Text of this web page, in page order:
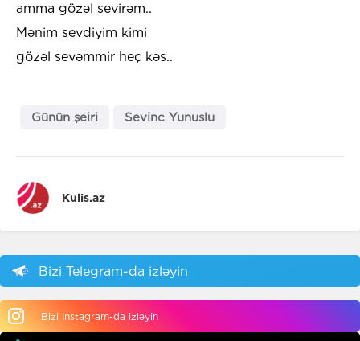
amma gözəl sevirəm..
Mənim sevdiyim kimi
gözəl sevəmmir heç kəs..
Günün şeiri Sevinc Yunuslu
Kulis.az
Bizi Telegram-da izləyin
Bizi Instagram-da izləyin